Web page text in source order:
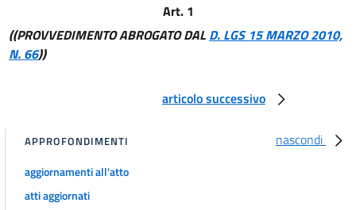
21
Allegati
Tabelle
Tabelle
Art. 1
((PROVVEDIMENTO ABROGATO DAL D. LGS 15 MARZO 2010,
N. 66))
articolo successivo
nascondi
APPROFONDIMENTI
aggiornamenti all'atto
atti aggiornati